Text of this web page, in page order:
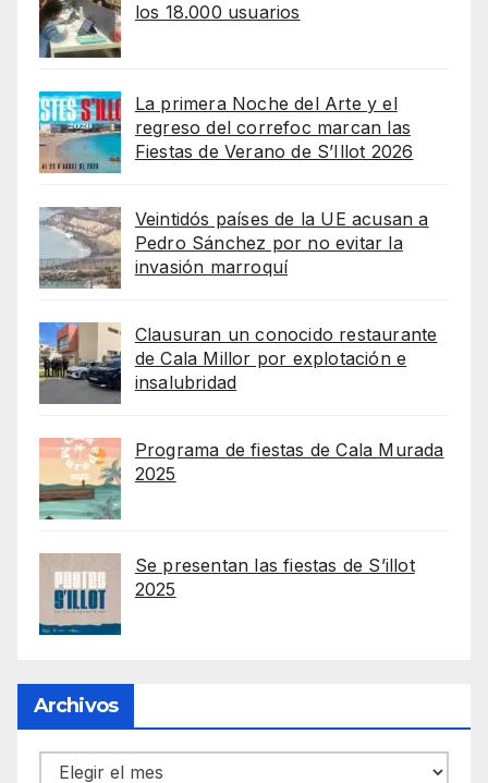
los 18.000 usuarios
La primera Noche del Arte y el
regreso del correfoc marcan las
Fiestas de Verano de S’Illot 2026
Veintidós países de la UE acusan a
Pedro Sánchez por no evitar la
invasión marroquí
Clausuran un conocido restaurante
de Cala Millor por explotación e
insalubridad
Programa de fiestas de Cala Murada
2025
Se presentan las fiestas de S’illot
2025
Archivos
Archivos